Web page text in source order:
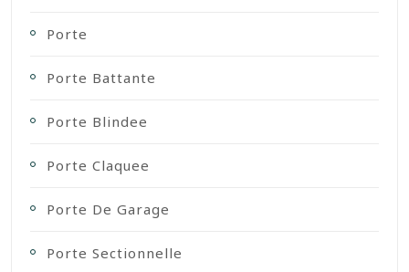
Porte
Porte Battante
Porte Blindee
Porte Claquee
Porte De Garage
Porte Sectionnelle